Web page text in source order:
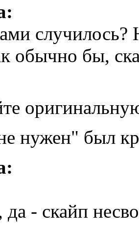
случилось?
обычно бы,
нужен" был
да - скайп